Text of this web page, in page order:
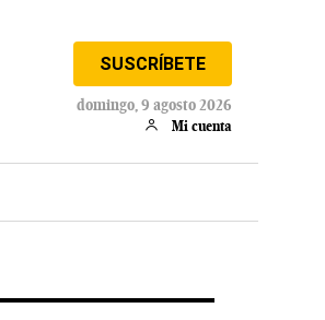
SUSCRÍBETE
domingo, 9 agosto 2026
Mi cuenta